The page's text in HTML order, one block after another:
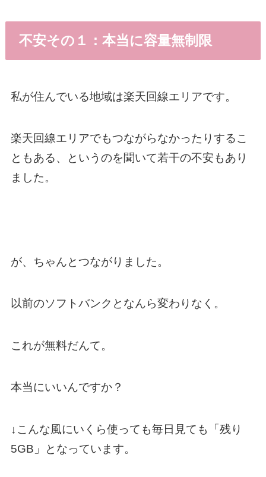
不安その１：本当に容量無制限
私が住んでいる地域は楽天回線エリアです。
楽天回線エリアでもつながらなかったりするこ
ともある、というのを聞いて若干の不安もあり
ました。
が、ちゃんとつながりました。
以前のソフトバンクとなんら変わりなく。
これが無料だんて。
本当にいいんですか？
↓こんな風にいくら使っても毎日見ても「残り
5GB」となっています。